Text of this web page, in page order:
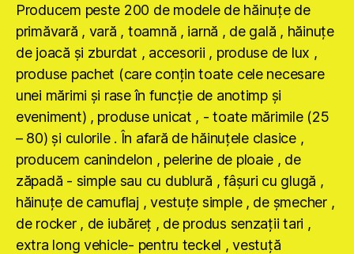
Producem peste 200 de modele de hăinuţe de
primăvară , vară , toamnă , iarnă , de gală , hăinuţe
de joacă şi zburdat , accesorii , produse de lux ,
produse pachet (care conţin toate cele necesare
unei mărimi şi rase în funcţie de anotimp şi
eveniment) , produse unicat , - toate mărimile (25
– 80) şi culorile . În afară de hăinuţele clasice ,
producem canindelon , pelerine de ploaie , de
zăpadă - simple sau cu dublură , fâşuri cu glugă ,
hăinuţe de camuflaj , vestuţe simple , de şmecher ,
de rocker , de iubăreţ , de produs senzaţii tari ,
extra long vehicle- pentru teckel , vestuţă